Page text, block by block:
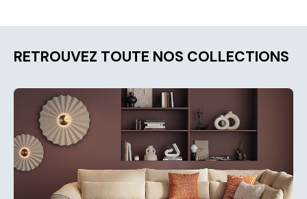
RETROUVEZ TOUTE NOS COLLECTIONS